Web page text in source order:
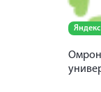
Омрон